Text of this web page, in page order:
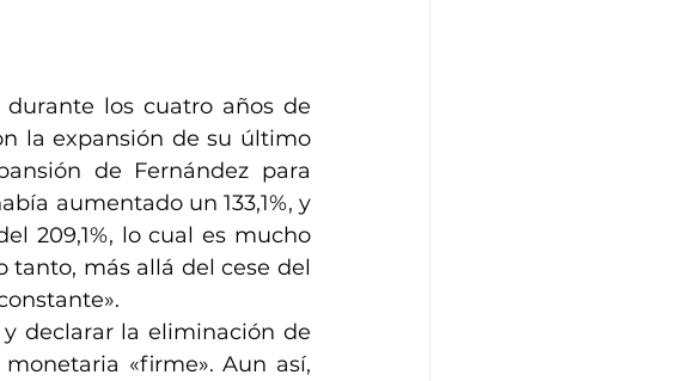
los cuatro años de
la expansión de su último
de Fernández para
aumentado un 133,1%, y
209,1%, lo cual es mucho
tanto, más allá del cese del
declarar la eliminación de
«firme». Aun así,